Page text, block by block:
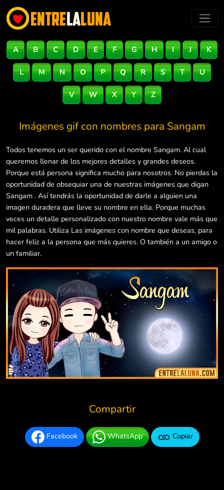
A B C D E F G H I J K
L M N O P Q R S T U
V W X Y Z
Imágenes gif con nombres para Sangam
Todos tenemos un ser querido con el nombre Sangam. Al cual
queremos llenar de los mejores detalles y grandes deseos.
Porque está persona significa mucho para nosotros. No pierdas la
oportunidad de obsequiar una de nuestras imágenes que digan
Sangam . Así tendrás la oportunidad de darle a alguien una
imagen duradera que lleve su nombre en ella. Porque muchas
veces un detalle personalizado con nuestro nombre vale más que
mil palabras. Utiliza Las imágenes con nombre que deseas, para
hacer feliz a la persona que más quieres. O también a un amigo o
un familiar.
Compartir
Facebook WhatsApp Copiar